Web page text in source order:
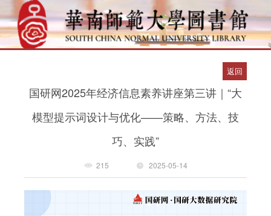
国研网2025年经济信息素养讲座第三讲｜“大
模型提示词设计与优化——策略、方法、技
巧、实践”
215 2025-05-14
返回